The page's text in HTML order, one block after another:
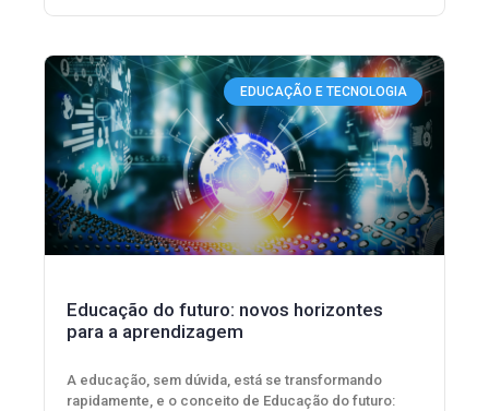
EDUCAÇÃO E TECNOLOGIA
Educação do futuro: novos horizontes
para a aprendizagem
A educação, sem dúvida, está se transformando
rapidamente, e o conceito de Educação do futuro: